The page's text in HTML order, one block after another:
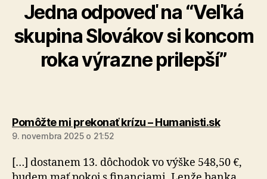
Jedna odpoveď na “Veľká
skupina Slovákov si koncom
roka výrazne prilepší”
Pomôžte mi prekonať krízu – Humanisti.skhovorí:
9. novembra 2025 o 21:52
[…] dostanem 13. dôchodok vo výške 548,50 €,